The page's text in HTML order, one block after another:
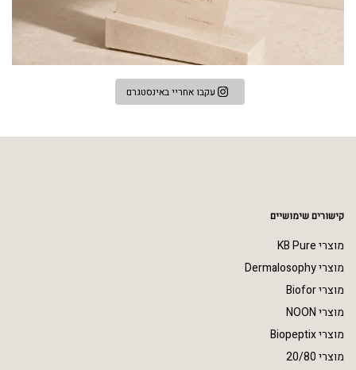
עקבו אחריי באינסטגרם
קישורים שימושיים
מוצרי KB Pure
מוצרי Dermalosophy
מוצרי Biofor
מוצרי NOON
מוצרי Biopeptix
מוצרי 20/80